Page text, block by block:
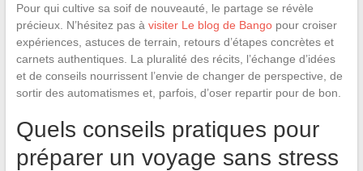
Pour qui cultive sa soif de nouveauté, le partage se révèle
précieux. N’hésitez pas à visiter Le blog de Bangopour croiser
expériences, astuces de terrain, retours d’étapes concrètes et
carnets authentiques. La pluralité des récits, l’échange d’idées
et de conseils nourrissent l’envie de changer de perspective, de
sortir des automatismes et, parfois, d’oser repartir pour de bon.
Quels conseils pratiques pour
préparer un voyage sans stress